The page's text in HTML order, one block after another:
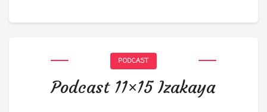
PODCAST
Podcast 11×15 Izakaya